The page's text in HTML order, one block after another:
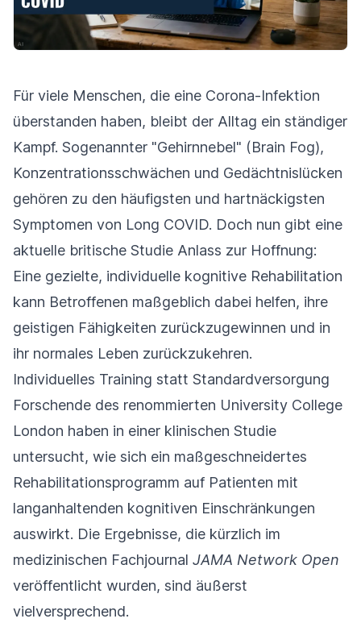
Für viele Menschen, die eine Corona-Infektion
überstanden haben, bleibt der Alltag ein ständiger
Kampf. Sogenannter "Gehirnnebel" (Brain Fog),
Konzentrationsschwächen und Gedächtnislücken
gehören zu den häufigsten und hartnäckigsten
Symptomen von Long COVID. Doch nun gibt eine
aktuelle britische Studie Anlass zur Hoffnung:
Eine gezielte, individuelle kognitive Rehabilitation
kann Betroffenen maßgeblich dabei helfen, ihre
geistigen Fähigkeiten zurückzugewinnen und in
ihr normales Leben zurückzukehren.
Individuelles Training statt Standardversorgung
Forschende des renommierten University College
London haben in einer klinischen Studie
untersucht, wie sich ein maßgeschneidertes
Rehabilitationsprogramm auf Patienten mit
langanhaltenden kognitiven Einschränkungen
auswirkt. Die Ergebnisse, die kürzlich im
medizinischen Fachjournal JAMA Network Open
veröffentlicht wurden, sind äußerst
vielversprechend.